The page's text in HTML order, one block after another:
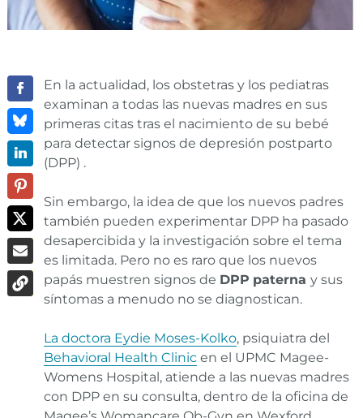
En la actualidad, los obstetras y los pediatras
examinan a todas las nuevas madres en sus
primeras citas tras el nacimiento de su bebé
para detectar signos de depresión postparto
(DPP) .
Sin embargo, la idea de que los nuevos padres
también pueden experimentar DPP ha pasado
desapercibida y la investigación sobre el tema
es limitada. Pero no es raro que los nuevos
papás muestren signos de DPP paterna y sus
síntomas a menudo no se diagnostican.
La doctora Eydie Moses-Kolko, psiquiatra del
Behavioral Health Clinicen el UPMC Magee-
Womens Hospital, atiende a las nuevas madres
con DPP en su consulta, dentro de la oficina de